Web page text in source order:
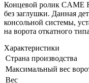
Концевой ролик CAME
без заглушки. Данная
консольной системы,
на ворота откатного
Характеристики
Страна производства
Максимальный вес
Вес